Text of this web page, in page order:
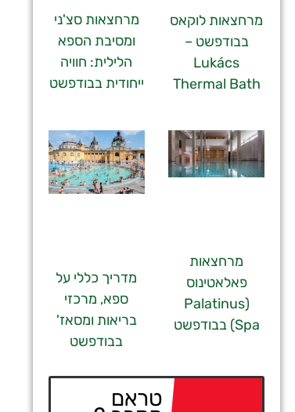
מרחצאות לוקאס
בבודפשט –
Lukács
Thermal Bath
מרחצאות סצ'ני
ומסיבת הספא
הלילית: חוויה
ייחודית בבודפשט
מרחצאות
פאלאטינוס
(Palatinus
Spa) בבודפשט
מדריך כללי על
ספא, מרכזי
בריאות ומסאז'
בבודפשט
טראם